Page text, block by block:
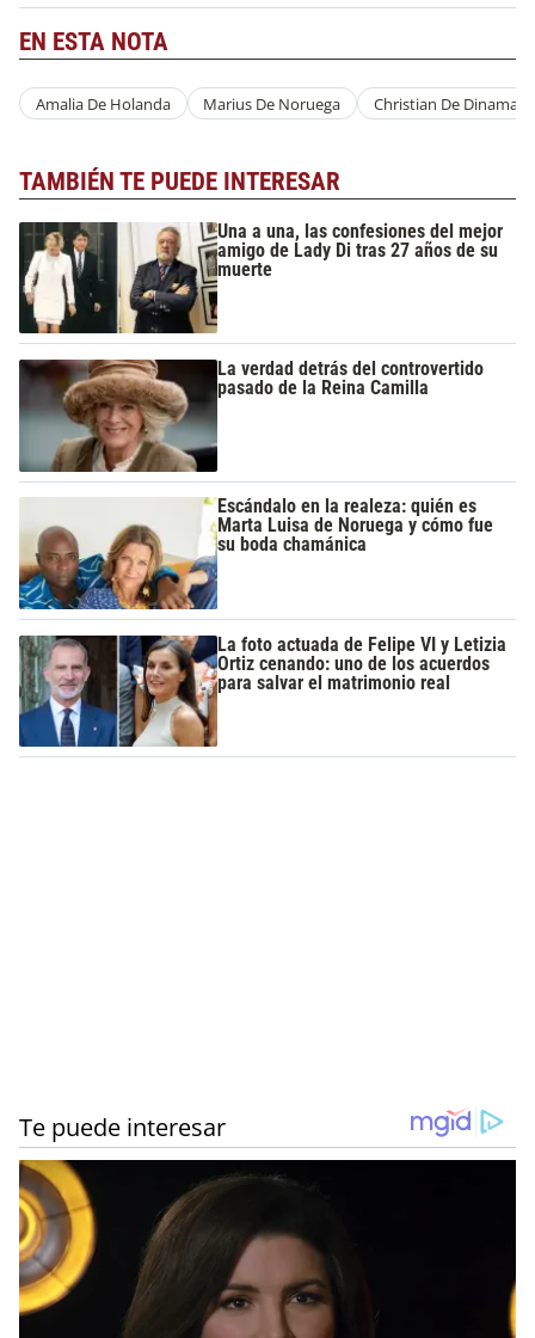
EN ESTA NOTA
Amalia De Holanda Marius De Noruega Christian De
TAMBIÉN TE PUEDE INTERESAR
Una a una, las confesiones del mejor
amigo de Lady Di tras 27 años de su
muerte
La verdad detrás del controvertido
pasado de la Reina Camilla
Escándalo en la realeza: quién es
Marta Luisa de Noruega y cómo fue
su boda chamánica
La foto actuada de Felipe VI y Letizia
Ortiz cenando: uno de los acuerdos
para salvar el matrimonio real